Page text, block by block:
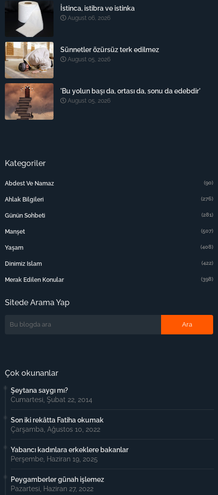
İstinca, istibra ve istinka
August 06, 2026
Sünnetler özürsüz terk edilmez
August 05, 2026
'Bu yolun başı da, ortası da, sonu da edebdir'
August 05, 2026
Kategoriler
Abdest Ve Namaz (90)
Ahlak Bilgileri (276)
Günün Sohbeti (281)
Manşet (507)
Yaşam (408)
Dinimiz Islam (422)
Merak Edilen Konular (398)
Sitede Arama Yap
Çok okunanlar
Şeytana saygı mı?
Cumartesi, Şubat 22, 2014
Son iki rekâtta Fatiha okumak
Çarşamba, Ağustos 10, 2022
Yabancı kadınlara erkeklere bakanlar
Perşembe, Haziran 19, 2025
Peygamberler günah işlemez
Pazartesi, Haziran 27, 2022